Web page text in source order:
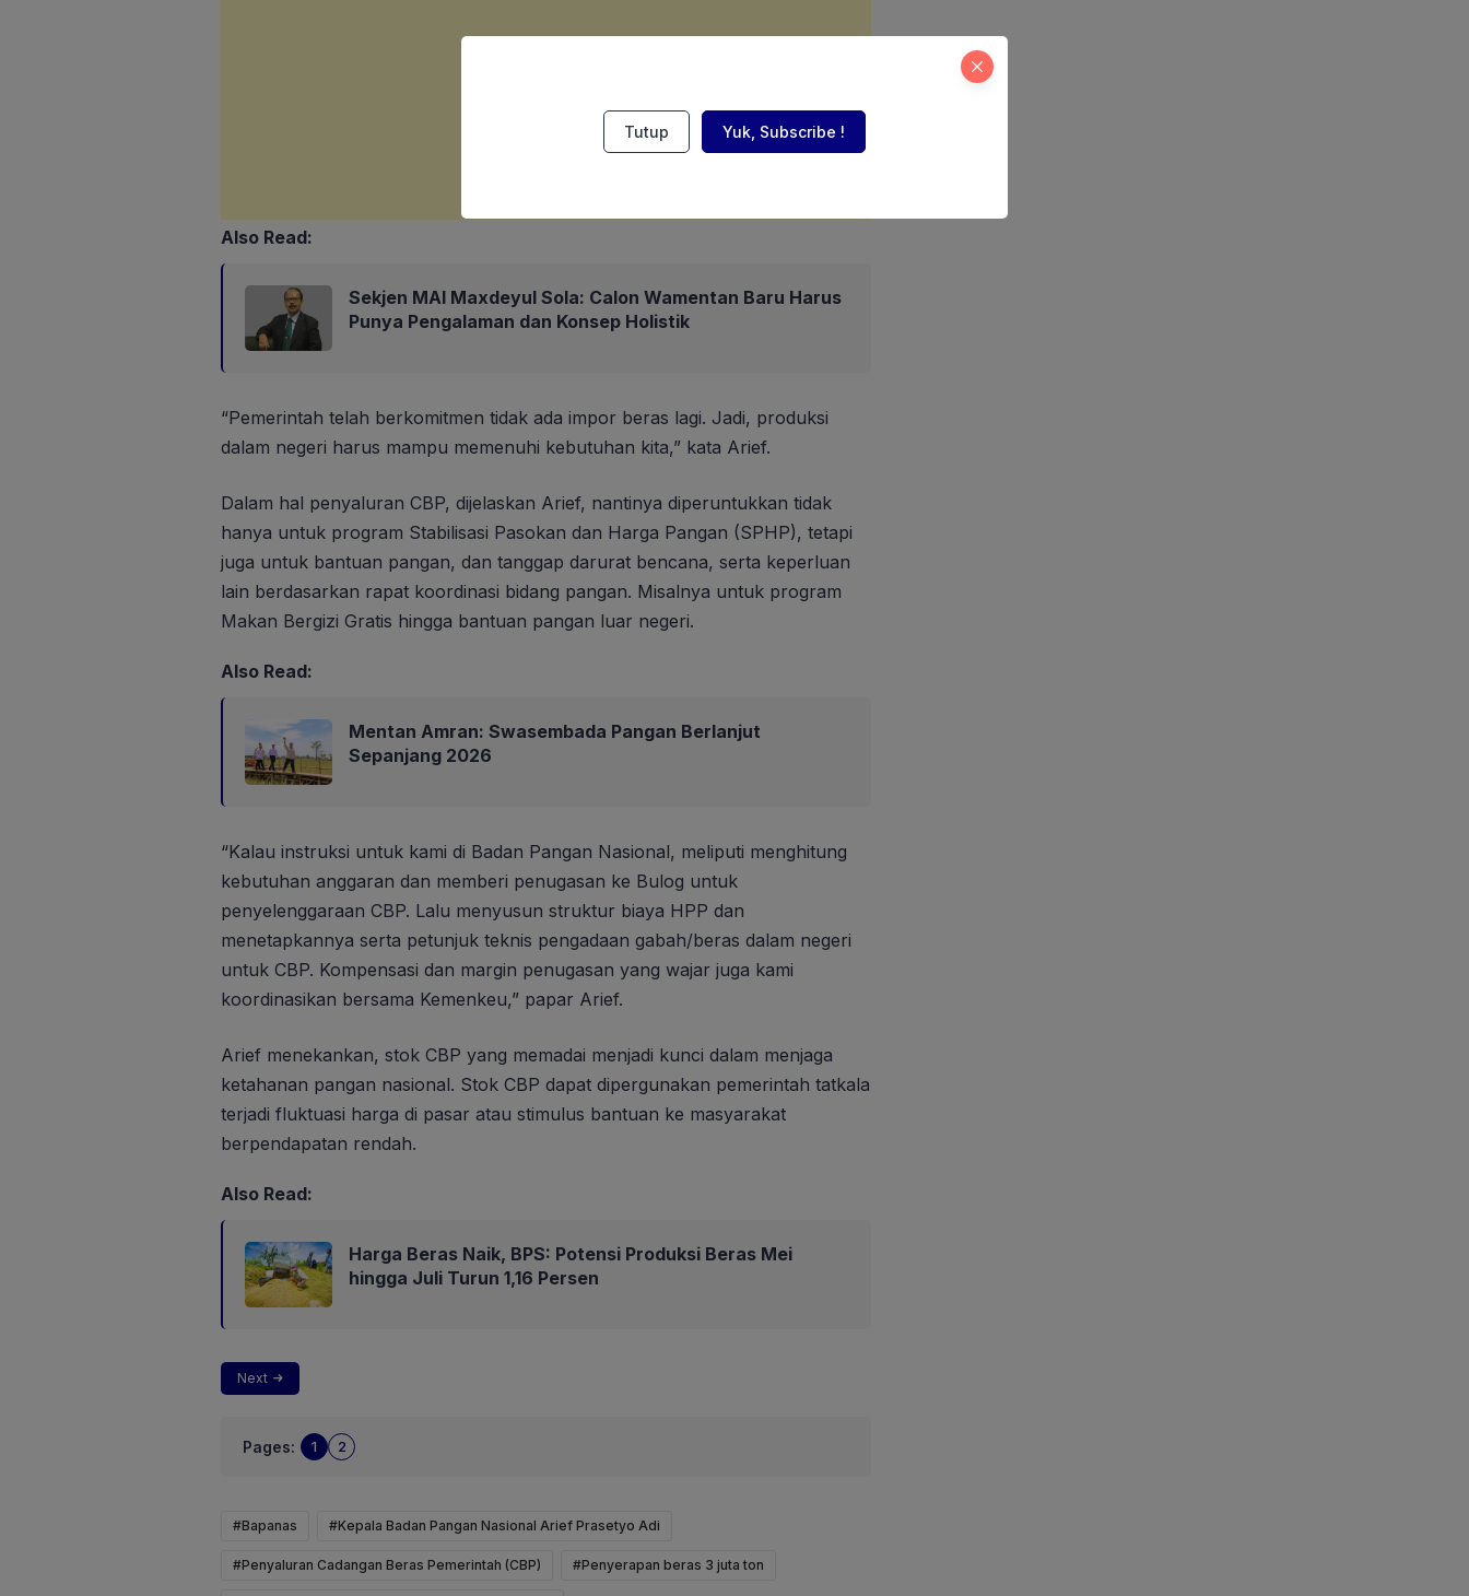
Also Read:
Sekjen MAI Maxdeyul Sola: Calon Wamentan Baru Harus
Punya Pengalaman dan Konsep Holistik
“Pemerintah telah berkomitmen tidak ada impor beras lagi. Jadi, produksi
dalam negeri harus mampu memenuhi kebutuhan kita,” kata Arief.
Dalam hal penyaluran CBP, dijelaskan Arief, nantinya diperuntukkan tidak
hanya untuk program Stabilisasi Pasokan dan Harga Pangan (SPHP), tetapi
juga untuk bantuan pangan, dan tanggap darurat bencana, serta keperluan
lain berdasarkan rapat koordinasi bidang pangan. Misalnya untuk program
Makan Bergizi Gratis hingga bantuan pangan luar negeri.
Also Read:
Mentan Amran: Swasembada Pangan Berlanjut
Sepanjang 2026
“Kalau instruksi untuk kami di Badan Pangan Nasional, meliputi menghitung
kebutuhan anggaran dan memberi penugasan ke Bulog untuk
penyelenggaraan CBP. Lalu menyusun struktur biaya HPP dan
menetapkannya serta petunjuk teknis pengadaan gabah/beras dalam negeri
untuk CBP. Kompensasi dan margin penugasan yang wajar juga kami
koordinasikan bersama Kemenkeu,” papar Arief.
Arief menekankan, stok CBP yang memadai menjadi kunci dalam menjaga
ketahanan pangan nasional. Stok CBP dapat dipergunakan pemerintah tatkala
terjadi fluktuasi harga di pasar atau stimulus bantuan ke masyarakat
berpendapatan rendah.
Also Read:
Harga Beras Naik, BPS: Potensi Produksi Beras Mei
hingga Juli Turun 1,16 Persen
Next
Pages: 1 2
#Bapanas #Kepala Badan Pangan Nasional Arief Prasetyo Adi
#Penyaluran Cadangan Beras Pemerintah (CBP) #Penyerapan beras 3 juta ton
Tutup Yuk, Subscribe !